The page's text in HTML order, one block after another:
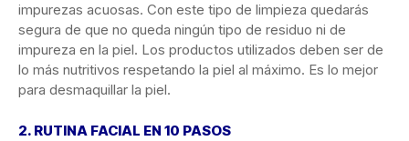
impurezas acuosas. Con este tipo de limpieza quedarás
segura de que no queda ningún tipo de residuo ni de
impureza en la piel. Los productos utilizados deben ser de
lo más nutritivos respetando la piel al máximo. Es lo mejor
para desmaquillar la piel.
2. RUTINA FACIAL EN 10 PASOS